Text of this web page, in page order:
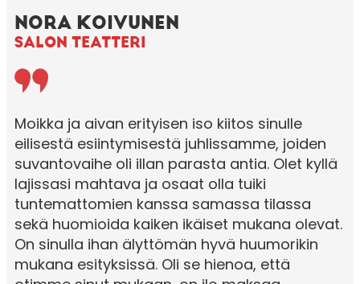
NORA KOIVUNEN
SALON TEATTERI
Moikka ja aivan erityisen iso kiitos sinulle
eilisestä esiintymisestä juhlissamme, joiden
suvantovaihe oli illan parasta antia. Olet kyllä
lajissasi mahtava ja osaat olla tuiki
tuntemattomien kanssa samassa tilassa
sekä huomioida kaiken ikäiset mukana olevat.
On sinulla ihan älyttömän hyvä huumorikin
mukana esityksissä. Oli se hienoa, että